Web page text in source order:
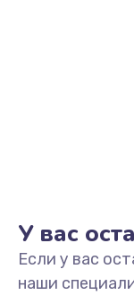
У вас
Если у вас
наши